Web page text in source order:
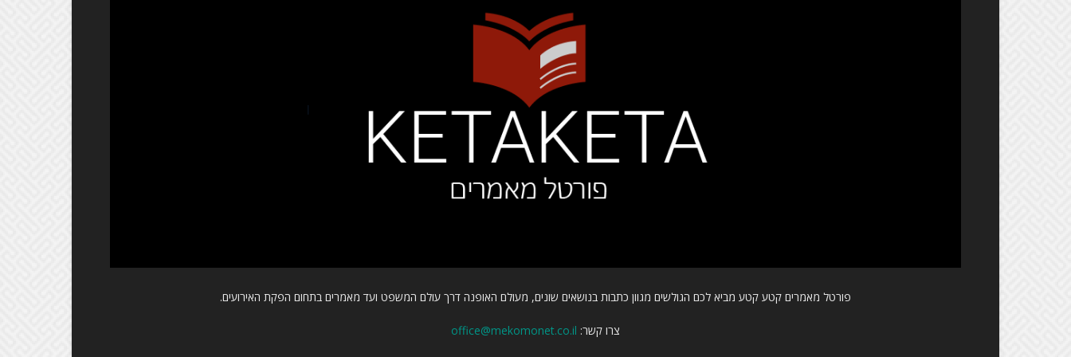
פורטל מאמרים קטע קטע מביא לכם הגולשים מגוון כתבות בנושאים שונים, מעולם האופנה דרך עולם המשפט ועד מאמרים בתחום הפקת האירועים.
צרו קשר: office@mekomonet.co.il